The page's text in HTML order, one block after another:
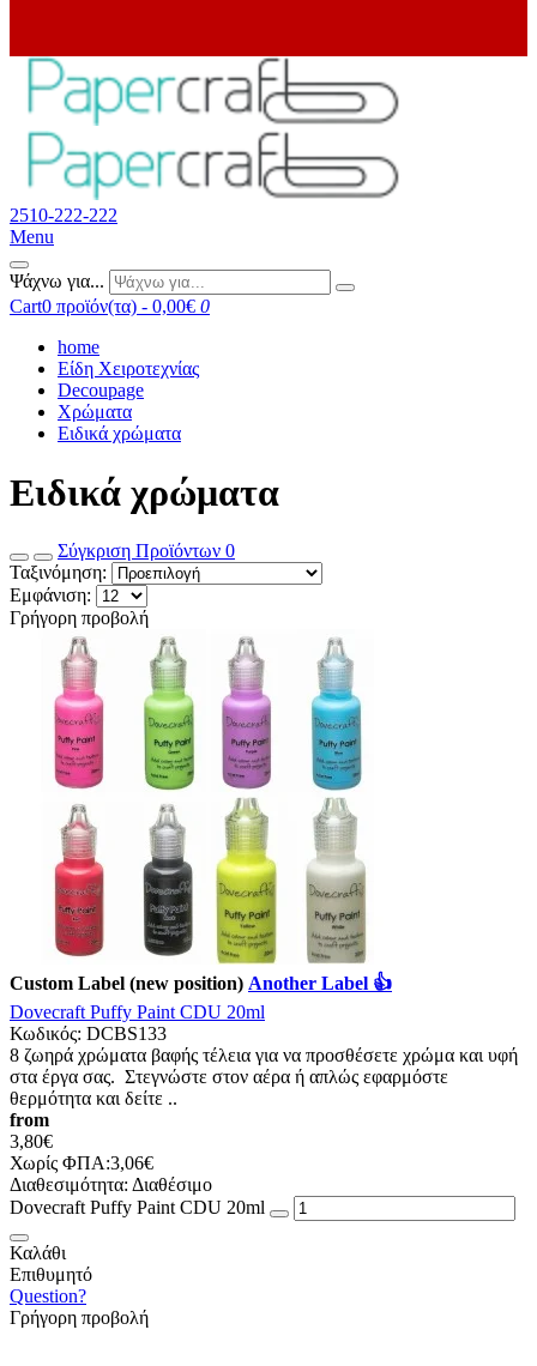
2510-222-222
Menu
Ψάχνω για...
Cart0 προϊόν(τα) - 0,00€ 0
home
Είδη Χειροτεχνίας
Decoupage
Χρώματα
Ειδικά χρώματα
Ειδικά χρώματα
Σύγκριση Προϊόντων 0
Ταξινόμηση:
Εμφάνιση:
Γρήγορη προβολή
Custom Label (new position) Another Label 👍
Dovecraft Puffy Paint CDU 20ml
Κωδικός: DCBS133
8 ζωηρά χρώματα βαφής τέλεια για να προσθέσετε χρώμα και υφή
στα έργα σας. Στεγνώστε στον αέρα ή απλώς εφαρμόστε
θερμότητα και δείτε ..
from
3,80€
Χωρίς ΦΠΑ:3,06€
Διαθεσιμότητα: Διαθέσιμο
Dovecraft Puffy Paint CDU 20ml
Καλάθι
Επιθυμητό
Question?
Γρήγορη προβολή